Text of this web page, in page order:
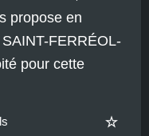
propose en
FERRÉOL-
pour cette